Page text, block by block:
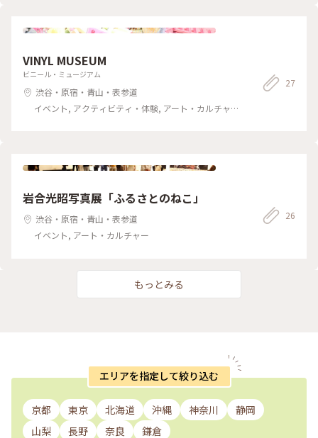
VINYL MUSEUM
ビニール・ミュージアム
渋谷・原宿・青山・表参道
イベント, アクティビティ・体験, アート・カルチャ
27
岩合光昭写真展「ふるさとのねこ」
渋谷・原宿・青山・表参道
イベント, アート・カルチャー
26
もっとみる
エリアを指定して絞り込む
京都 東京 北海道 沖縄 神奈川
静岡
山梨
長野 奈良 鎌倉